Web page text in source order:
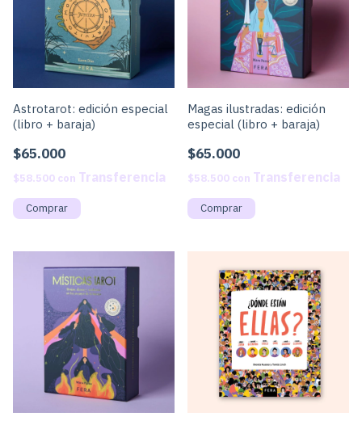
Astrotarot: edición especial
(libro + baraja)
$65.000
$58.500 con
Magas ilustradas: edición
especial (libro + baraja)
$65.000
$58.500 con